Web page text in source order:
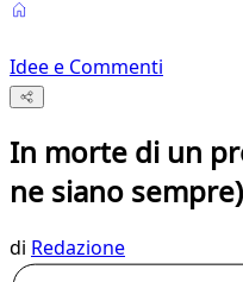
Idee e Commenti
In morte di un
ne siano sempre)
di Redazione